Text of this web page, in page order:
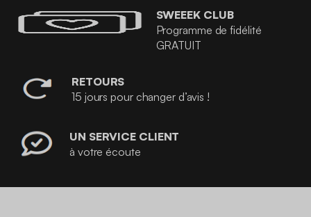
SWEEEK CLUB
Programme de fidélité
GRATUIT
RETOURS
15 jours pour changer d’avis !
UN SERVICE CLIENT
à votre écoute